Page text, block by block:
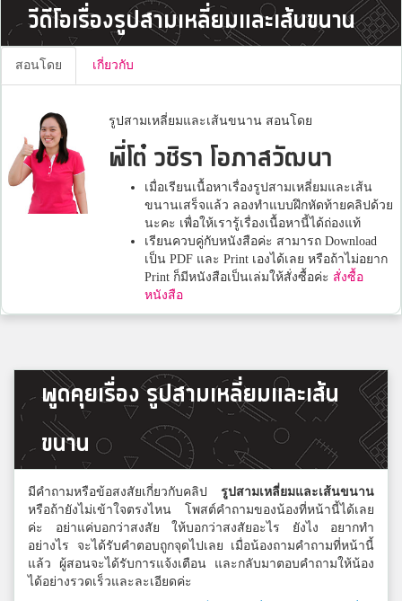
วีดีโอเรื่องรูปสามเหลี่ยมและเส้นขนาน
สอนโดย เกี่ยวกับ
รูปสามเหลี่ยมและเส้นขนาน สอนโดย
พี่โต๋ วชิรา โอภาสวัฒนา
เมื่อเรียนเนื้อหาเรื่องรูปสามเหลี่ยมและเส้น
ขนานเสร็จแล้ว ลองทำแบบฝึกหัดท้ายคลิปด้วย
นะคะ เพื่อให้เรารู้เรื่องเนื้อหานี้ได้ถ่องแท้
เรียนควบคู่กับหนังสือค่ะ สามารถ Download
เป็น PDF และ Print เองได้เลย หรือถ้าไม่อยาก
Print ก็มีหนังสือเป็นเล่มให้สั่งซื้อค่ะ สั่งซื้อ
หนังสือ
พูดคุยเรื่อง รูปสามเหลี่ยมและเส้น
ขนาน
มีคำถามหรือข้อสงสัยเกี่ยวกับคลิป รูปสามเหลี่ยมและเส้นขนาน
หรือถ้ายังไม่เข้าใจตรงไหน โพสต์คำถามของน้องที่หน้านี้ได้เลย
ค่ะ อย่าแค่บอกว่าสงสัย ให้บอกว่าสงสัยอะไร ยังไง อยากทำ
อย่างไร จะได้รับคำตอบถูกจุดไปเลย เมื่อน้องถามคำถามที่หน้านี้
แล้ว ผู้สอนจะได้รับการแจ้งเตือน และกลับมาตอบคำถามให้น้อง
ได้อย่างรวดเร็วและละเอียดค่ะ